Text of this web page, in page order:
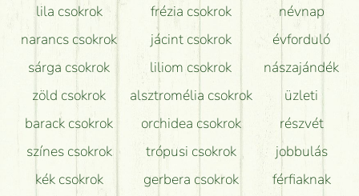
lila csokrok
narancs csokrok
sárga csokrok
zöld csokrok
barack csokrok
színes csokrok
kék csokrok
frézia csokrok
jácint csokrok
liliom csokrok
alsztromélia csokrok
orchidea csokrok
trópusi csokrok
gerbera csokrok
névnap
évforduló
nászajándék
üzleti
részvét
jobbulás
férfiaknak